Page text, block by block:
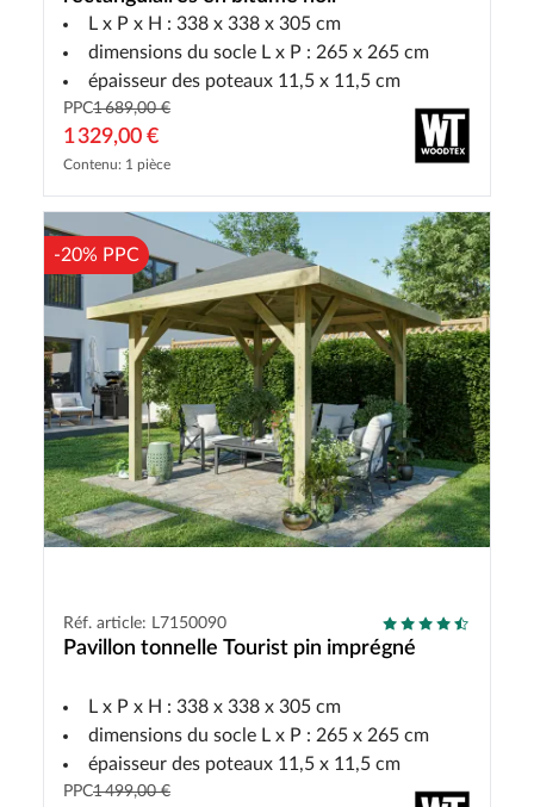
L x P x H : 338 x 338 x 305 cm
dimensions du socle L x P : 265 x 265 cm
épaisseur des poteaux 11,5 x 11,5 cm
PPC1 689,00 €
1 329,00 €
Contenu: 1 pièce
-20% PPC
Réf. article: L7150090
Pavillon tonnelle Tourist pin imprégné
L x P x H : 338 x 338 x 305 cm
dimensions du socle L x P : 265 x 265 cm
épaisseur des poteaux 11,5 x 11,5 cm
PPC1 499,00 €